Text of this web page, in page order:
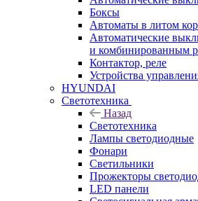
Боксы
Автоматы в литом
Автоматические
и комбинированным
Контактор, реле
Устройства
HYUNDAI
Светотехника
Назад
Светотехника
Лампы светодиодные
Фонари
Светильники
Прожекторы
LED панели